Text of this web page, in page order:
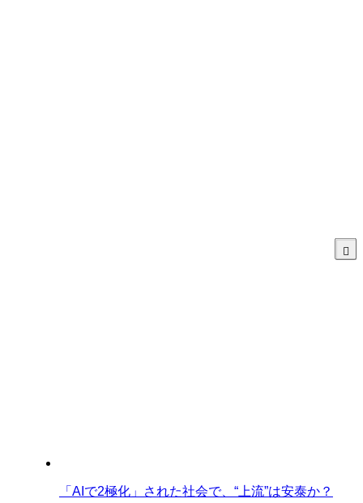
「AIで2極化」された社会で、“上流”は安泰か？